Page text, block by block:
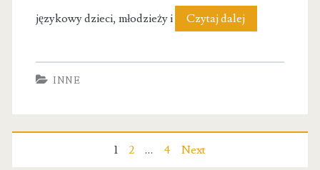
językowy dzieci, młodzieży i Czytaj dalejMatrix
INNE
Nawigacja
1 2 … 4 Next